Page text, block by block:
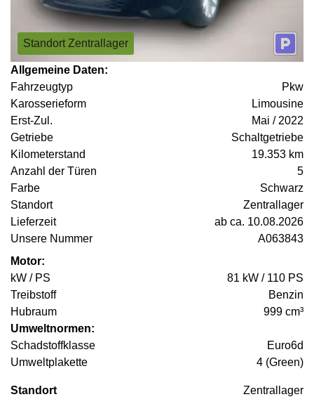
Standort Zentrallager
Allgemeine Daten:
Fahrzeugtyp
Pkw
Karosserieform
Limousine
Erst-Zul.
Mai / 2022
Getriebe
Schaltgetriebe
Kilometerstand
19.353 km
Anzahl der Türen
5
Farbe
Schwarz
Standort
Zentrallager
Lieferzeit
ab ca. 10.08.2026
Unsere Nummer
A063843
Motor:
kW / PS
81 kW / 110 PS
Treibstoff
Benzin
Hubraum
999 cm³
Umweltnormen:
Schadstoffklasse
Euro6d
Umweltplakette
4 (Green)
Standort Zentrallager